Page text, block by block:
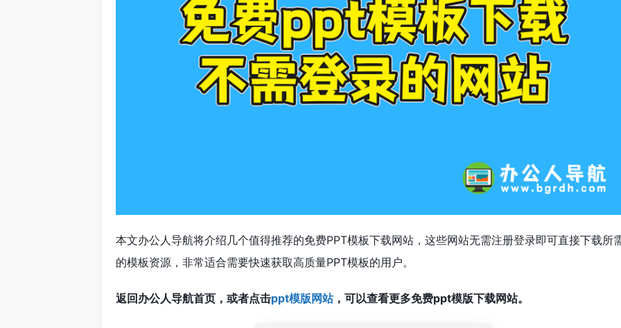
本文办公人导航将介绍几个值得推荐的免费PPT模板下载网站，这些网站无需注册登录即可直接下载所
的模板资源，非常适合需要快速获取高质量PPT模板的用户。
返回办公人导航首页，或者点击ppt模版网站，可以查看更多免费ppt模版下载网站。